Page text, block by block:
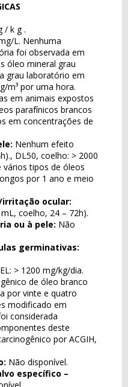
/ k g .
L. Nenhuma
foi observada em
óleo mineral grau
grau laboratório em
m³ por uma hora.
em animais expostos
parafínicos brancos
em concentrações de
Nenhum efeito
DL50, coelho: > 2000
vários tipos de óleos
por 1 ano e meio
irritação ocular:
coelho, 24 – 72h).
ou à pele: Não
germinativas:
> 1200 mg/kg/dia.
de óleo branco
por vinte e quatro
modificado em
considerada
deste
por ACGIH,
Não disponível.
específico –